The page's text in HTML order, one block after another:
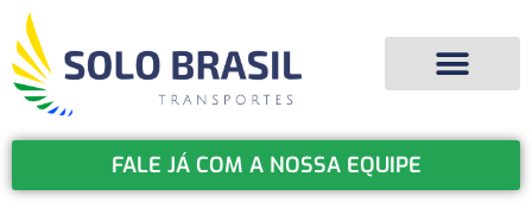
FALE JÁ COM A NOSSA EQUIPE